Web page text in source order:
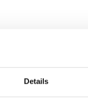
Details
De
voor het opbergen van